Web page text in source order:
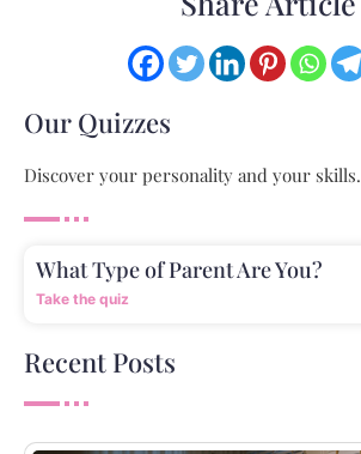
Our Quizzes
Discover your personality and your skills.
What Type of Parent Are You?
Take the quiz
Recent Posts